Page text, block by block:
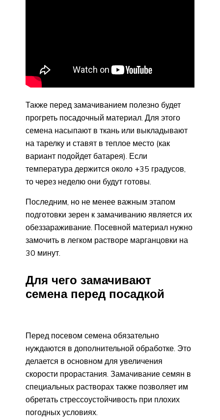
Также перед замачиванием полезно будет
прогреть посадочный материал. Для этого
семена насыпают в ткань или выкладывают
на тарелку и ставят в теплое место (как
вариант подойдет батарея). Если
температура держится около +35 градусов,
то через неделю они будут готовы.
Последним, но не менее важным этапом
подготовки зерен к замачиванию является их
обеззараживание. Посевной материал нужно
замочить в легком растворе марганцовки на
30 минут.
Для чего замачивают
семена перед посадкой
Перед посевом семена обязательно
нуждаются в дополнительной обработке. Это
делается в основном для увеличения
скорости прорастания. Замачивание семян в
специальных растворах также позволяет им
обретать стрессоустойчивость при плохих
погодных условиях.